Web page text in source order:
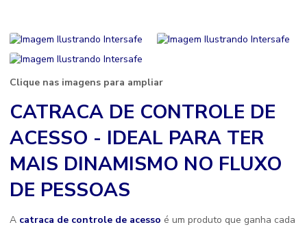
Clique nas imagens para ampliar
CATRACA DE CONTROLE DE
ACESSO - IDEAL PARA TER
MAIS DINAMISMO NO FLUXO
DE PESSOAS
A catraca de controle de acesso é um produto que ganha cada